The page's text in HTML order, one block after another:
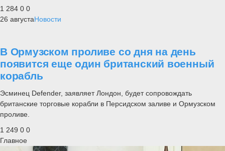
1 284 0 0
26 августаНовости
В Ормузском проливе со дня на день
появится еще один британский военный
корабль
Эсминец Defender, заявляет Лондон, будет сопровождать
британские торговые корабли в Персидском заливе и Ормузском
проливе.
1 249 0 0
Главное